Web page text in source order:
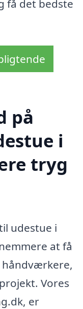
få det bedste
på
i
tryg
udestue i
at få
Vores
er